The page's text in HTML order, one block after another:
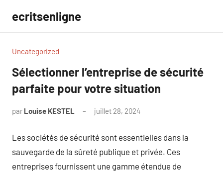
contenu
ecritsenligne
Uncategorized
Sélectionner l’entreprise de sécurité
parfaite pour votre situation
par Louise KESTEL juillet 28, 2024
Les sociétés de sécurité sont essentielles dans la
sauvegarde de la sûreté publique et privée. Ces
entreprises fournissent une gamme étendue de